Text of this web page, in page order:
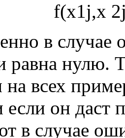
f(x1j,x 2
в
равна нулю.
на всех
он даст
в случае